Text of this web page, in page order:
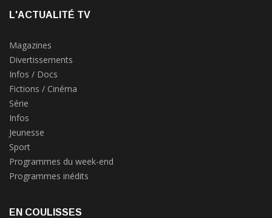
L'ACTUALITÉ TV
Magazines
Divertissements
Infos / Docs
Fictions / Cinéma
Série
Infos
Jeunesse
Sport
Programmes du week-end
Programmes inédits
EN COULISSES